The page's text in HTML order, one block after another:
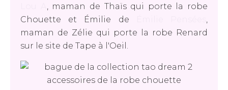
, maman de Thaïs qui porte la robe
Chouette et Émilie de
,
maman de Zélie qui porte la robe Renard
sur le site de Tape à l'Oeil.